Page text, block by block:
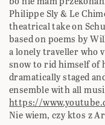
Philippe Sly & Le
theatrical take on
based on poems by
a lonely traveller who
snow to rid himself of
dramatically staged
ensemble with all
https://
Nie wiem, czy ktos z